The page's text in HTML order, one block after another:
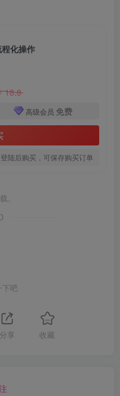
化操作
18.8
高级会员 免费
陆后购买，可保存购买订单
。
下吧
分享 收藏